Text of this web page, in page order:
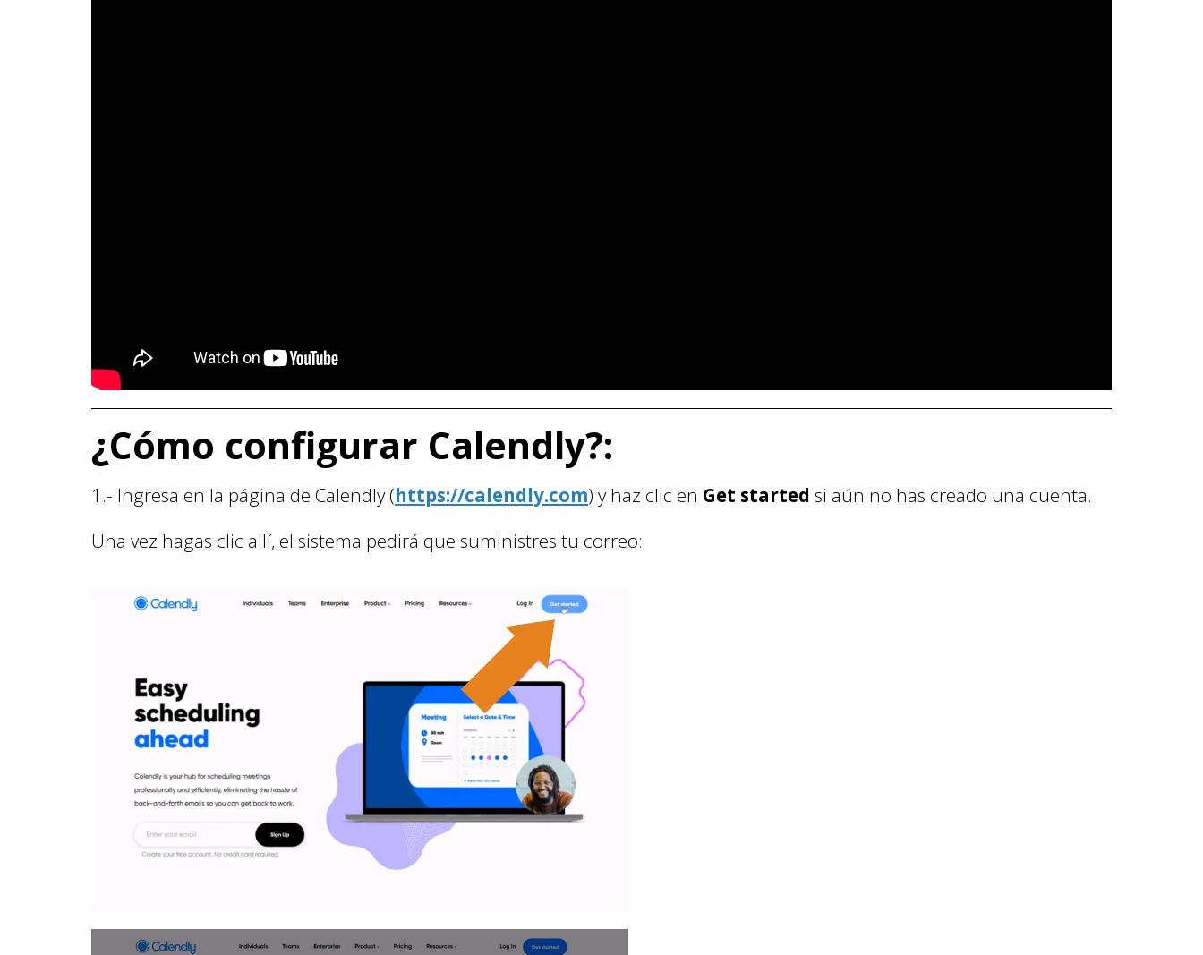
¿Cómo configurar Calendly?:
1.- Ingresa en la página de Calendly (https://calendly.com) y haz clic en Get started si aún no has creado una cuenta.
Una vez hagas clic allí, el sistema pedirá que suministres tu correo: